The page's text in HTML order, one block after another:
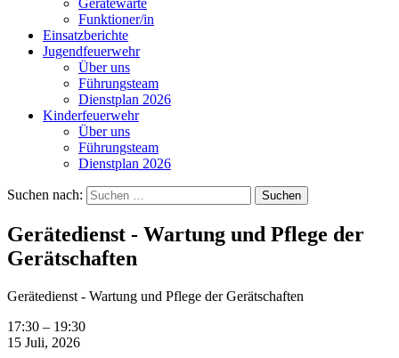
Gerätewarte
Funktioner/in
Einsatzberichte
Jugendfeuerwehr
Über uns
Führungsteam
Dienstplan 2026
Kinderfeuerwehr
Über uns
Führungsteam
Dienstplan 2026
Suchen nach:
Gerätedienst - Wartung und Pflege der
Gerätschaften
Gerätedienst - Wartung und Pflege der Gerätschaften
17:30 – 19:30
15 Juli, 2026